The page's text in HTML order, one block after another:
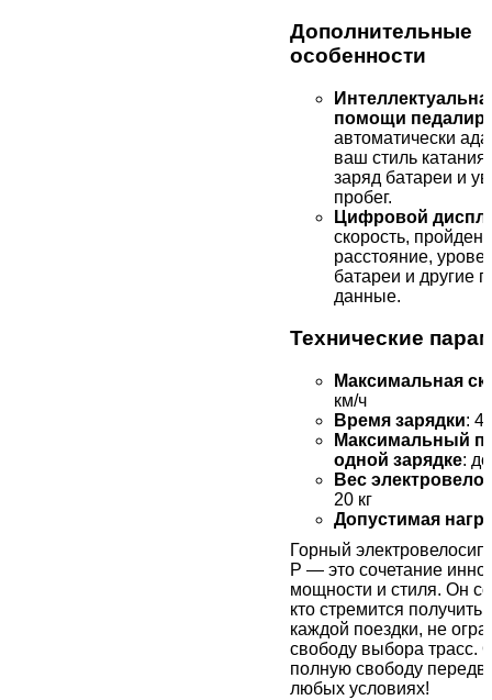
Дополнительные
особенности
помощи
автоматически
ваш стиль
заряд батареи и
пробег.
Цифровой
скорость,
расстояние,
батареи и другие
данные.
Технические
Максимальная
км/ч
Время зарядки:
Максимальный
одной зарядке:
Вес
20 кг
Допустимая
Горный
P — это сочетание
мощности и стиля. Он
кто стремится
каждой поездки, не
свободу выбора трасс.
полную свободу
любых условиях!